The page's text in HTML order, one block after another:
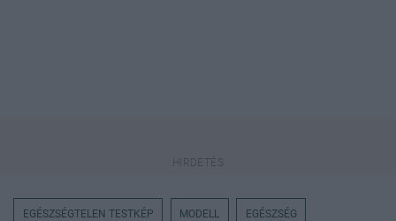
EGÉSZSÉGTELEN TESTKÉP MODELL EGÉSZSÉG